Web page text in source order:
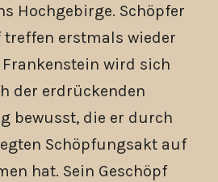
Hochgebirge. Schöpfer
treffen erstmals wieder
wird sich
der erdrückenden
bewusst, die er durch
Schöpfungsakt auf
hat. Sein Geschöpf